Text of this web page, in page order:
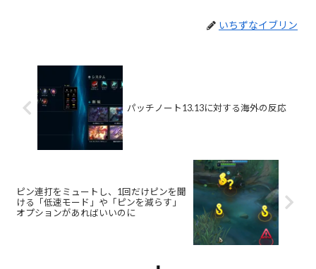
いちずなイブリン
パッチノート13.13に対する海外の反応
ピン連打をミュートし、1回だけピンを聞
ける「低速モード」や「ピンを減らす」
オプションがあればいいのに